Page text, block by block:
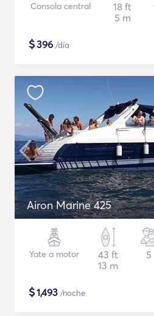
Consola central
18 ft
5 m
$396 /día
Airon Marine 425
Yate a motor
43 ft
13 m
5
$1,493 /noche